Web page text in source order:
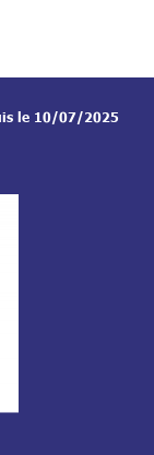
le 10/07/2025